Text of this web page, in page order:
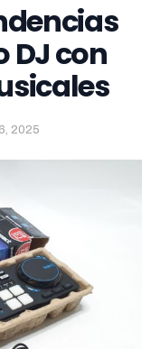
DJ con
2025